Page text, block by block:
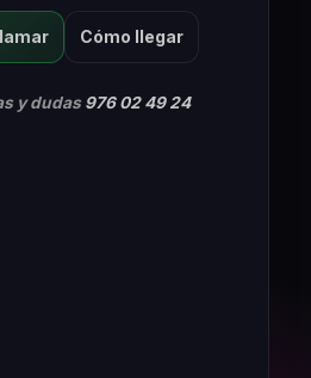
Cómo llegar
y dudas 976 02 49 24